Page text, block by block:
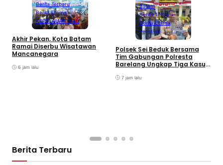
Berita Terbaru
Berita Utama
KEPULAUAN RIAU
Akhir Pekan, Kota Batam
Ramai Diserbu Wisatawan
Mancanegara
6 jam lalu
Batam
Berita Terbaru
Berita Utama
Peristiwa
Polsek Sei Beduk Bersama
Tim Gabungan Polresta
Barelang Ungkap Tiga Kasus
7 jam lalu
Berita Terbaru